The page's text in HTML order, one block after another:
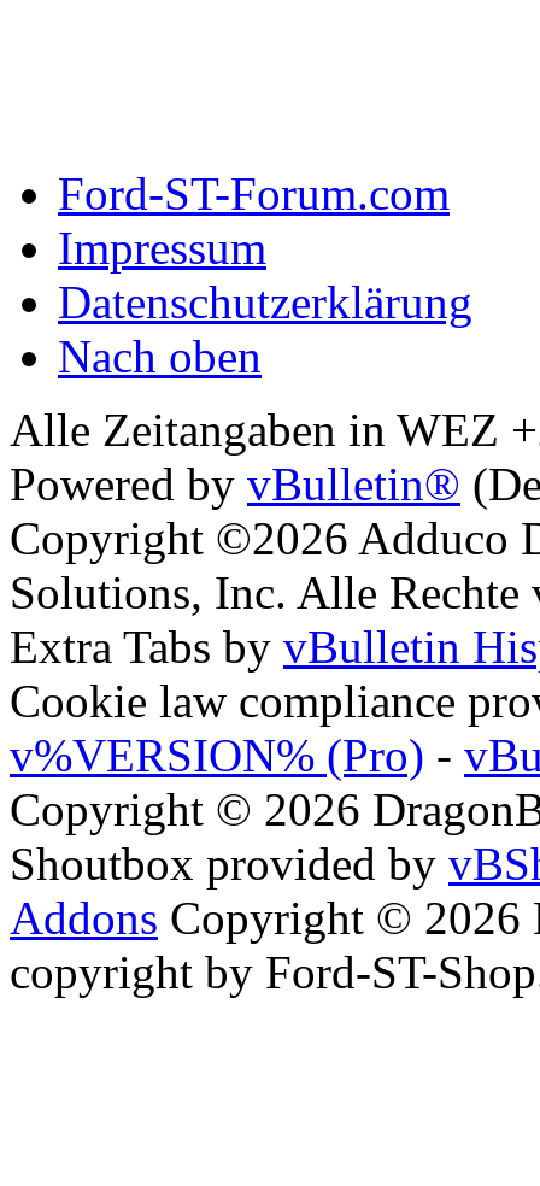
Ford-ST-Forum.com
Impressum
Datenschutzerklärung
Nach oben
Alle Zeitangaben in WEZ
Powered by vBulletin®
Copyright ©2026 Adduco
Solutions, Inc. Alle Rechte
Extra Tabs by vBulletin
Cookie law compliance
v%VERSION% (Pro) -
Copyright © 2026
Shoutbox provided by
Addons Copyright © 2026
copyright by Ford-ST-